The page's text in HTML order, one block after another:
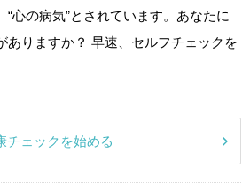
心の病気”とされています。あなたに
ありますか？ 早速、セルフチェックを
チェックを始める